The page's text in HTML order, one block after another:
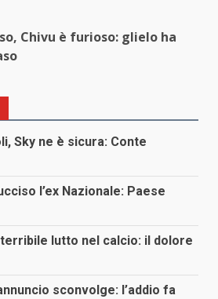
Chivu è furioso: glielo ha
Sky ne è sicura: Conte
l’ex Nazionale: Paese
lutto nel calcio: il dolore
sconvolge: l’addio fa